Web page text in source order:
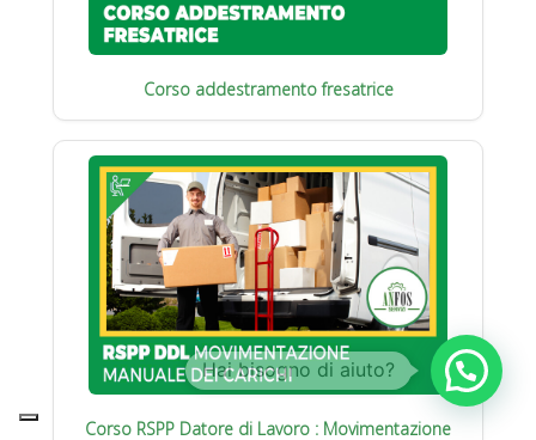
Corso addestramento fresatrice
Corso RSPP Datore di Lavoro : Movimentazione